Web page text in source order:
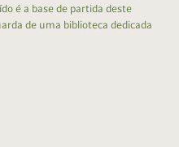
é a base de partida deste
de uma biblioteca dedicada